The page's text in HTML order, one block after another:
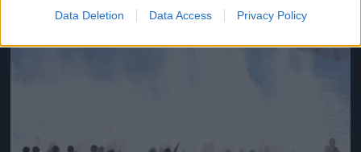
Data Deletion Data Access Privacy Policy
Jön még kép!